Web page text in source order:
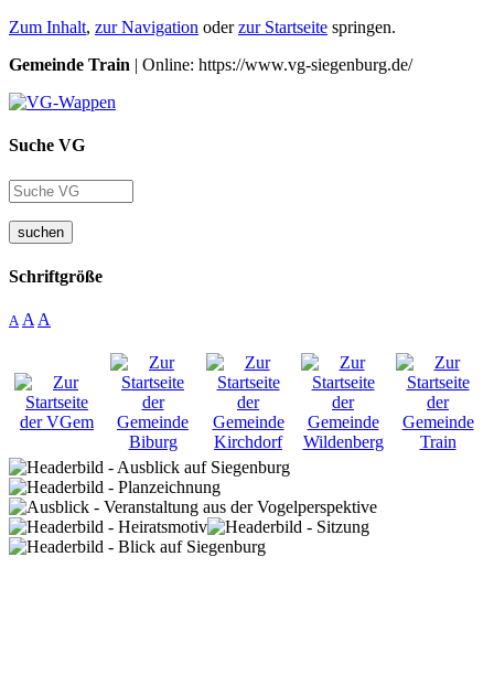
Zum Inhalt, zur Navigation oderzur Startseite springen.
Gemeinde Train | Online: https://www.vg-siegenburg.de/
Suche VG
suchen
Schriftgröße
A A A